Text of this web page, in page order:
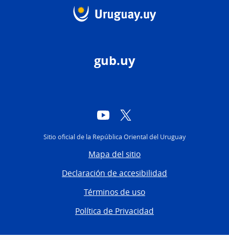
gub.uy
YouTube
Sitio oficial de la República Oriental del Uruguay
Mapa del sitio
Declaración de accesibilidad
Términos de uso
Política de Privacidad